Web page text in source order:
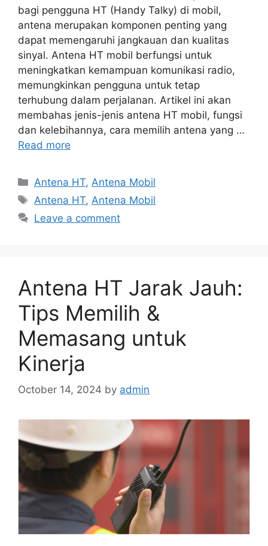
bagi pengguna HT (Handy Talky) di mobil,
antena merupakan komponen penting yang
dapat memengaruhi jangkauan dan kualitas
sinyal. Antena HT mobil berfungsi untuk
meningkatkan kemampuan komunikasi radio,
memungkinkan pengguna untuk tetap
terhubung dalam perjalanan. Artikel ini akan
membahas jenis-jenis antena HT mobil, fungsi
dan kelebihannya, cara memilih antena yang …
Read more
Categories
Antena HT, Antena Mobil
Tags
Antena HT, Antena Mobil
Leave a comment
Antena HT Jarak Jauh:
Tips Memilih &
Memasang untuk
Kinerja
October 14, 2024 by admin